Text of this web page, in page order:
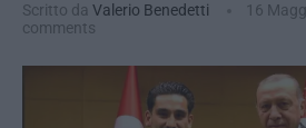
Scritto da Valerio Benedetti 16
comments